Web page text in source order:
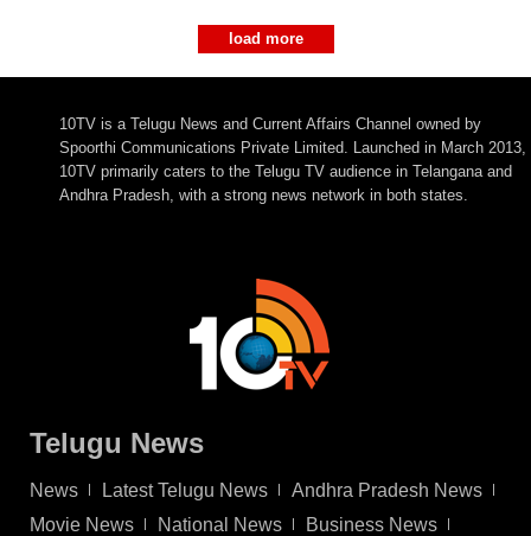
load more
10TV is a Telugu News and Current Affairs Channel owned by
Spoorthi Communications Private Limited. Launched in March 2013,
10TV primarily caters to the Telugu TV audience in Telangana and
Andhra Pradesh, with a strong news network in both states.
Telugu News
News Latest Telugu News
Andhra Pradesh News
Movie News
National News
Business News